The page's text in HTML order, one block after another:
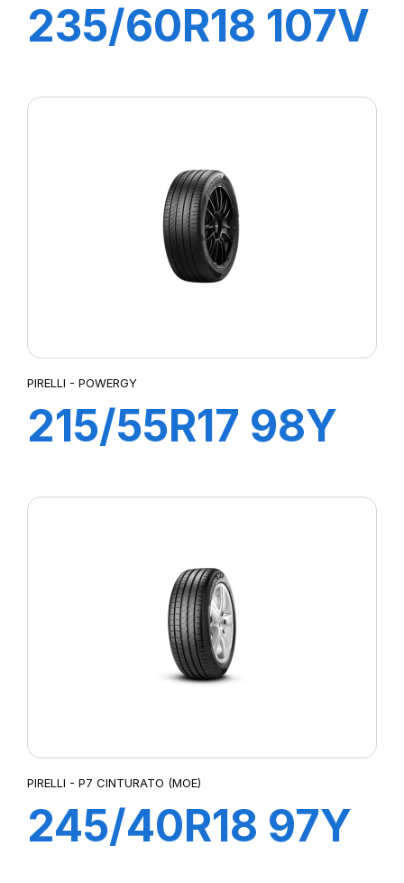
235/60R18 107V
PIRELLI - POWERGY
215/55R17 98Y
PIRELLI - P7 CINTURATO (MOE)
245/40R18 97Y